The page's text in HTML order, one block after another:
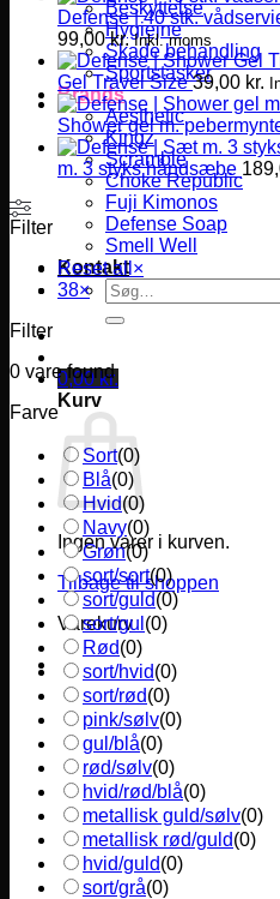
Beskyttelse
Hygiejne
Skade behandling
Sportstasker
Brands
Aesthetic
Kingz
Scramble
Choke Republic
Fuji Kimonos
Defense Soap
Smell Well
Kontakt
Søg
efter:
0,00 kr.
Kurv
Ingen varer i kurven.
Tilbage til shoppen
Varekurv
Defense | 40 stk.
99,00kr. Inkl. moms
Gel Travel Size 39,00 kr.
Shower gel m.
m. 3 styks håndsæbe
Filter
Reset all ×
38×
Filter
0 vare found
Farve
Sort(0)
Blå(0)
Hvid(0)
Navy(0)
Grøn(0)
sort/sort(0)
sort/guld(0)
sort/gul (0)
Rød(0)
sort/hvid(0)
sort/rød(0)
pink/sølv(0)
gul/blå(0)
rød/sølv(0)
hvid/rød/blå(0)
metallisk guld/sølv(0)
metallisk rød/guld(0)
hvid/guld(0)
sort/grå(0)